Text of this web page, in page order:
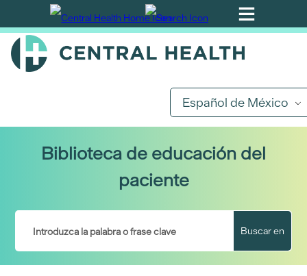
Ir
al
contenido
Español de México
Biblioteca de educación del
paciente
Buscar en